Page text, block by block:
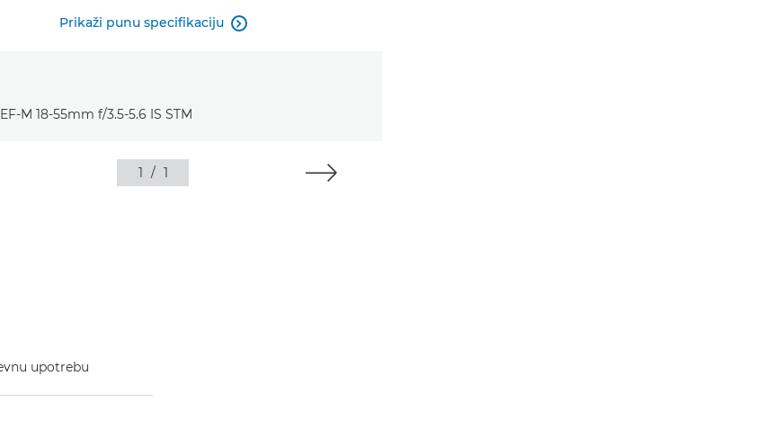
Prikaži punu specifikaciju 
1 / 1
upotrebu